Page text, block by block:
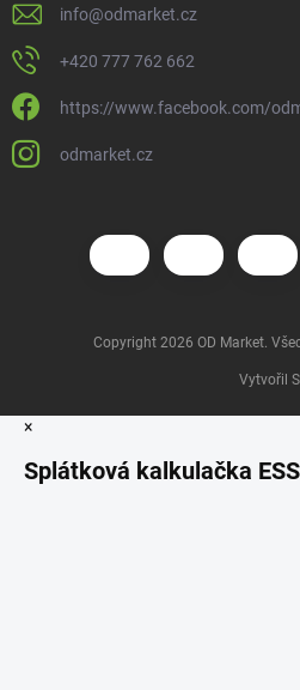
info@odmarket.cz
+420 777 762 662
https://www.facebook.com/
odmarket.cz
Vytvořil
Copyright 2026 OD Market .
×
Splátková kalkulačka